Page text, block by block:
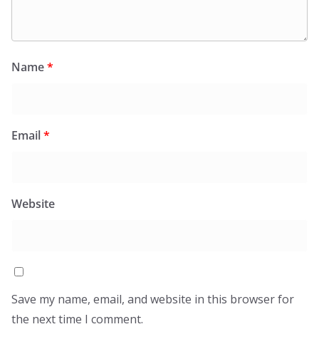
Name*
Email*
Website
Save my name, email, and website in this browser for
the next time I comment.